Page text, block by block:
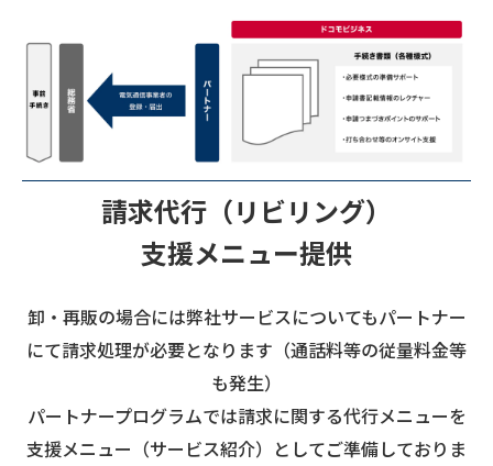
請求代行（リビリング）
支援メニュー提供
卸・再販の場合には弊社サービスについてもパートナー
にて請求処理が必要となります（通話料等の従量料金等
も発生）
パートナープログラムでは請求に関する代行メニューを
支援メニュー（サービス紹介）としてご準備しておりま